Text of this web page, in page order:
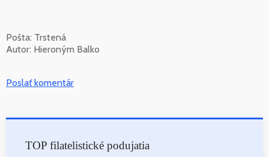
Pošta: Trstená
Autor: Hieroným Balko
Poslať komentár
TOP filatelistické podujatia